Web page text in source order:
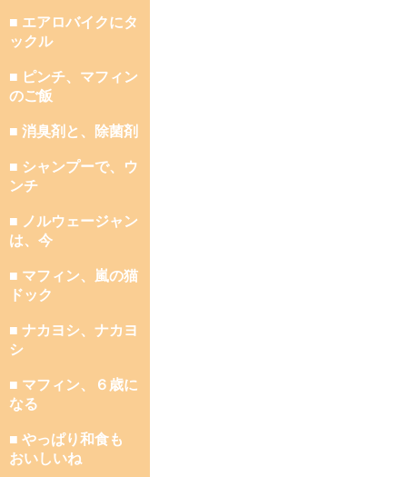
■ エアロバイクにタ
ックル
■ ピンチ、マフィン
のご飯
■ 消臭剤と、除菌剤
■ シャンプーで、ウ
ンチ
■ ノルウェージャン
は、今
■ マフィン、嵐の猫
ドック
■ ナカヨシ、ナカヨ
シ
■ マフィン、６歳に
なる
■ やっぱり和食も
おいしいね